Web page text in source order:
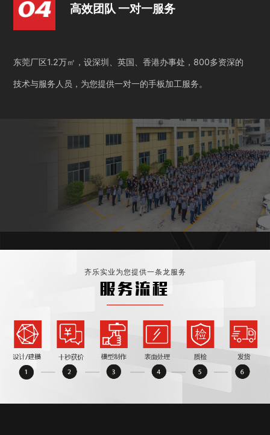
高效团队 一对一服务
东莞厂区1.2万㎡，设深圳、英国、香港办事处，800多资深的
技术与服务人员，为您提供一对一的手板加工服务。
齐乐实业为您提供一条龙服务
服务流程